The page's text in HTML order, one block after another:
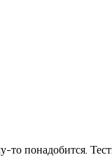
понадобится.